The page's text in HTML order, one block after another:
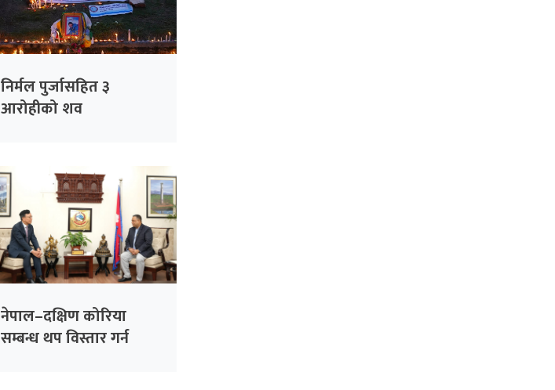
निर्मल पुर्जासहित ३
आरोहीको शव
नेपाल–दक्षिण कोरिया
सम्बन्ध थप विस्तार गर्न